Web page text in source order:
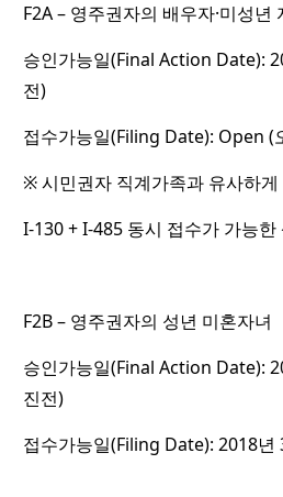
F2A – 영주권자의 배우자·미성년
승인가능일(Final Action Date):
전)
접수가능일(Filing Date): Open (
※ 시민권자 직계가족과 유사하게
I-130 + I-485 동시 접수가 가능한
F2B – 영주권자의 성년 미혼자녀
승인가능일(Final Action Date):
진전)
접수가능일(Filing Date): 2018년